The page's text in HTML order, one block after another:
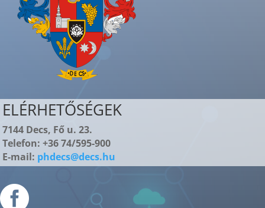
ELÉRHETŐSÉGEK
7144 Decs, Fő u. 23.
Telefon: +36 74/595-900
E-mail: phdecs@decs.hu
